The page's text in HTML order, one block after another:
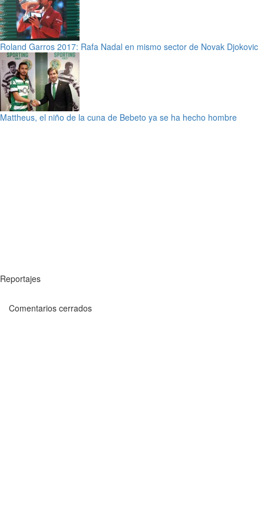
Roland Garros 2017: Rafa Nadal en mismo sector de Novak Djokovic
Mattheus, el niño de la cuna de Bebeto ya se ha hecho hombre
Reportajes
Comentarios cerrados